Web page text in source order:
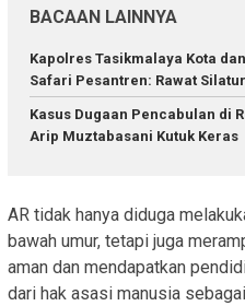
BACAAN LAINNYA
Kapolres Tasikmalaya Kota
Safari Pesantren: Rawat
Kasus Dugaan Pencabulan di
Arip Muztabasani Kutuk Keras
AR tidak hanya diduga
bawah umur, tetapi juga
aman dan mendapatkan
dari hak asasi manusia